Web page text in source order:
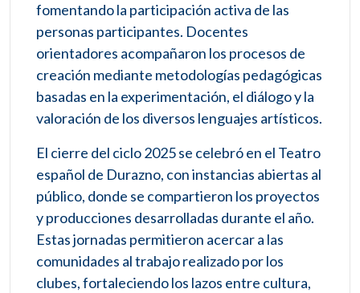
fomentando la participación activa de las
personas participantes. Docentes
orientadores acompañaron los procesos de
creación mediante metodologías pedagógicas
basadas en la experimentación, el diálogo y la
valoración de los diversos lenguajes artísticos.
El cierre del ciclo 2025 se celebró en el Teatro
español de Durazno, con instancias abiertas al
público, donde se compartieron los proyectos
y producciones desarrolladas durante el año.
Estas jornadas permitieron acercar a las
comunidades al trabajo realizado por los
clubes, fortaleciendo los lazos entre cultura,